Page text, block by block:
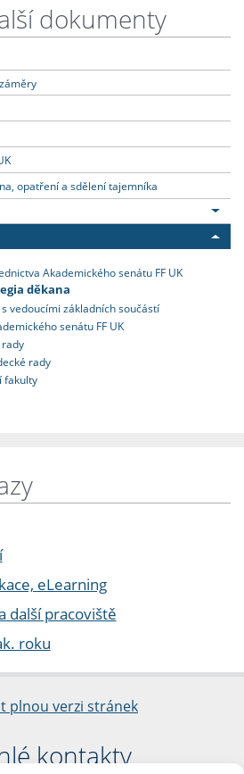
dokumenty
opatření a sdělení tajemníka
Akademického senátu FF UK
děkana
vedoucími základních součástí
senátu FF UK
rady
fakulty
eLearning
další pracoviště
roku
plnou verzi stránek
kontakty